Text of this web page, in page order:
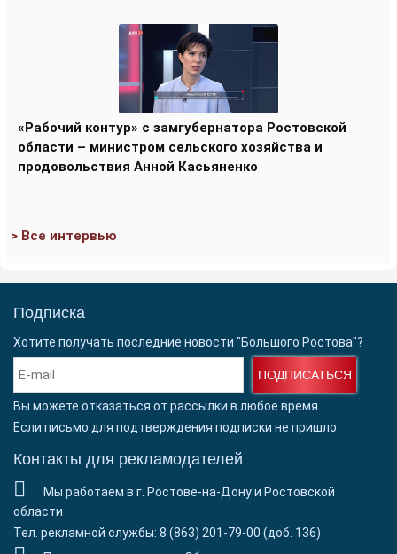
«Рабочий контур» с замгубернатора Ростовской
области – министром сельского хозяйства и
продовольствия Анной Касьяненко
> Все интервью
Подписка
Хотите получать последние новости "Большого Ростова"?
ПОДПИСАТЬСЯ
Вы можете отказаться от рассылки в любое время.
Если письмо для подтверждения подписки не пришло
Контакты для рекламодателей
Мы работаем в г. Ростове-на-Дону и Ростовской
области
Тел. рекламной службы: 8 (863) 201-79-00 (доб. 136)